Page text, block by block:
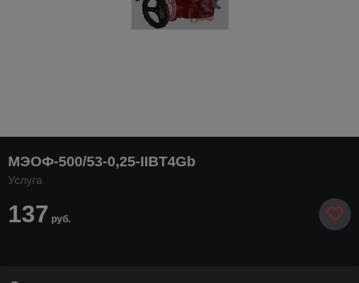
МЭОФ-500/53-0,25-IIBT4Gb
Услуга
137 руб.